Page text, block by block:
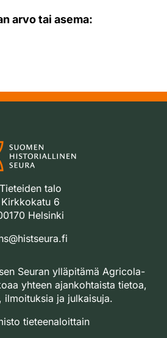
arvo tai asema:
Tieteiden talo
Kirkkokatu 6
Helsinki
Seuran ylläpitämä Agricola-
yhteen ajankohtaista tietoa,
ilmoituksia ja julkaisuja.
tieteenaloittain